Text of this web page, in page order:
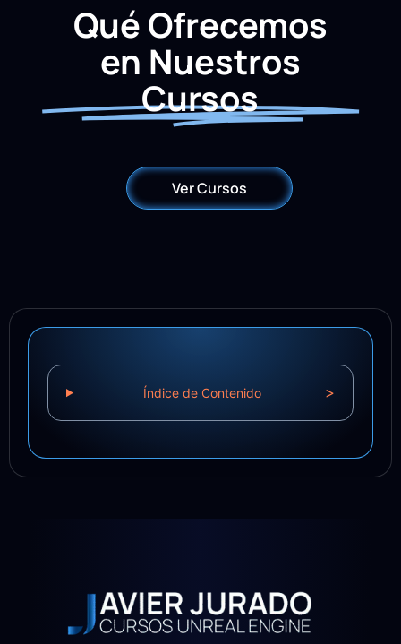
Qué Ofrecemos
en Nuestros
Cursos
Ver Cursos
Índice de Contenido >